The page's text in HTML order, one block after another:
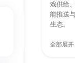
戏供给
能推送
生态。
全部展开